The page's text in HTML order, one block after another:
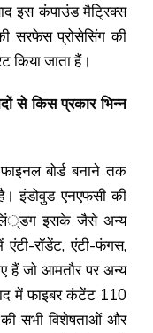
इस कंपाउंड मैट्रिक्स
सरफेस प्रोसेसिंग की
किया जाता हैं।
से किस प्रकार भिन्न
बोर्ड बनाने तक
इंडोवुड एनएफसी की
इसके जैसे अन्य
रॉडेंट, एंटी-फंगस,
हैं जो आमतौर पर अन्य
में फाइबर कंटेंट 110
की सभी विशेषताओं और